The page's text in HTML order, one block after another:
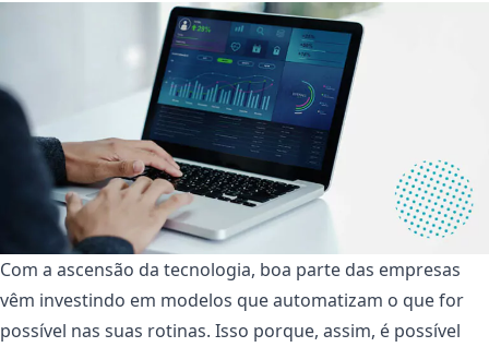
Com a ascensão da tecnologia, boa parte das empresas
vêm investindo em modelos que automatizam o que for
possível nas suas rotinas. Isso porque, assim, é possível